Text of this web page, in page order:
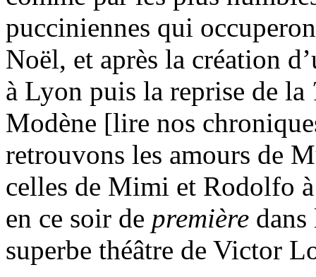
pucciniennes qui
Noël, et après la création
à Lyon puis la reprise de la
Modène [lire nos
retrouvons les amours de
celles de Mimi et Rodolfo
en ce soir de première
superbe théâtre de Victor